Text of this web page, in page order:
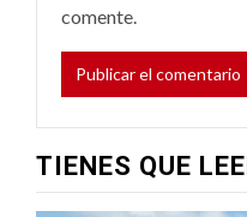
comente.
TIENES QUE